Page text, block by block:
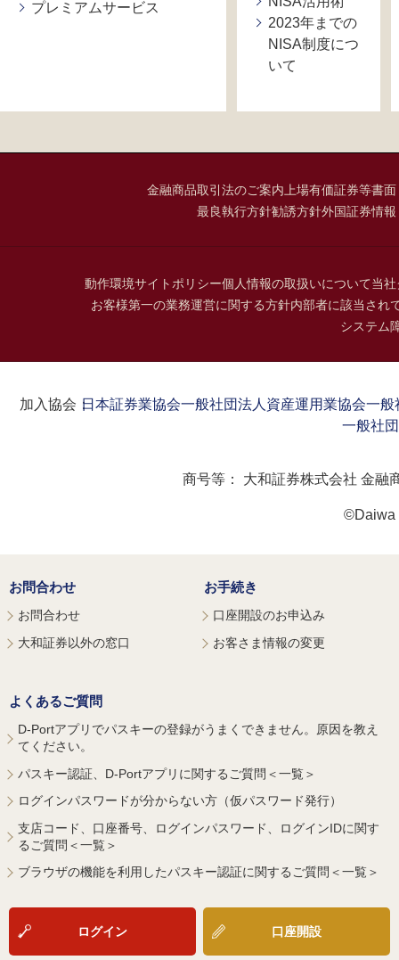
プレミアムサービス
2023年までの
NISA制度につ
いて
金融商品取引法のご案内 上場有価証券等書
最良執行方針勧誘方針外国証券情
動作環境サイトポリシー個人情報の取扱いについて当
お客様第一の業務運営に関する方針内部者に該当され
システム
加入協会：日本証券業協会一般社団法人資産運用業協会一般
一般社
商号等： 大和証券株式会社 金融
©Daiwa
お問合わせ
お問合わせ
大和証券以外の窓口
お手続き
口座開設のお申込み
お客さま情報の変更
よくあるご質問
D-Portアプリでパスキーの登録がうまくできません。原因を教え
てください。
パスキー認証、D-Portアプリに関するご質問＜一覧＞
ログインパスワードが分からない方（仮パスワード発行）
支店コード、口座番号、ログインパスワード、ログインIDに関す
るご質問＜一覧＞
ブラウザの機能を利用したパスキー認証に関するご質問＜一覧＞
ログイン 口座開設